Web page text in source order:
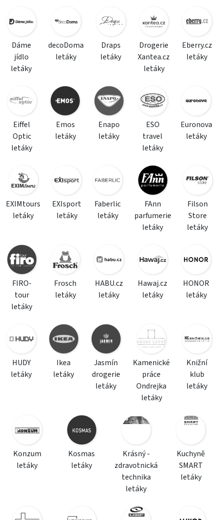
Dáme
jídlo
letáky
decoDoma
letáky
Draps
letáky
Drogerie
Xantea.cz
letáky
Eberry.cz
letáky
Eiffel
Optic
letáky
Emos
letáky
Enapo
letáky
ESO
travel
letáky
Euronova
letáky
EXIMtours
letáky
EXIsport
letáky
Faberlic
letáky
FAnn
parfumerie
letáky
Filson
Store
letáky
FIRO-
tour
letáky
Frosch
letáky
HABU.cz
letáky
Hawaj.cz
letáky
HONOR
letáky
HUDY
letáky
Ikea
letáky
Jasmín
drogerie
letáky
Kamenické
práce
Ondrejka
letáky
Knižní
klub
letáky
Konzum
letáky
Kosmas
letáky
Krásný -
zdravotnická
technika
letáky
Kuchyně
SMART
letáky